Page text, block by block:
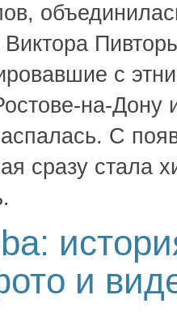
с
на-Дону
С
сразу стала
и